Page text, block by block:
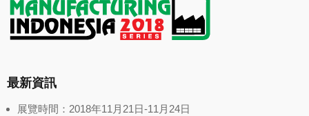
最新資訊
展覽時間：2018年11月21日-11月24日